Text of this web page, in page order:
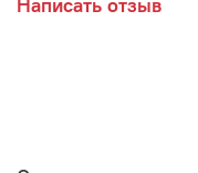
Написать отзыв